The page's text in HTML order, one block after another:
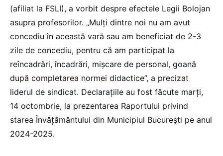
(afiliat la FSLI), a vorbit despre efectele Legii Bolojan
asupra profesorilor. „Mulți dintre noi nu am avut
concediu în această vară sau am beneficiat de 2-3
zile de concediu, pentru că am participat la
reîncadrări, încadrări, mișcare de personal, goană
după completarea normei didactice”, a precizat
liderul de sindicat. Declarațiile au fost făcute marți,
14 octombrie, la prezentarea Raportului privind
starea Învățământului din Municipiul București pe anul
2024-2025.